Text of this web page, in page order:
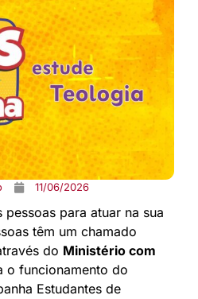
11/06/2026
pessoas para atuar na sua
têm um chamado
do Ministério com
o funcionamento do
Estudantes de